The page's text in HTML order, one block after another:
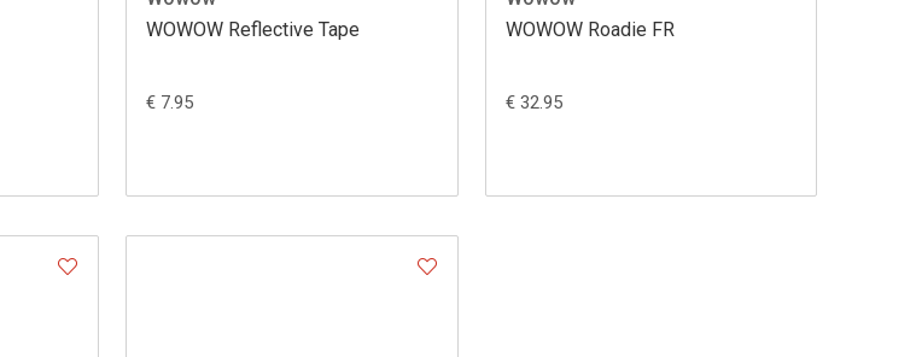
WOWOW Reflective Tape
€ 7.95
WOWOW Roadie FR
€ 32.95